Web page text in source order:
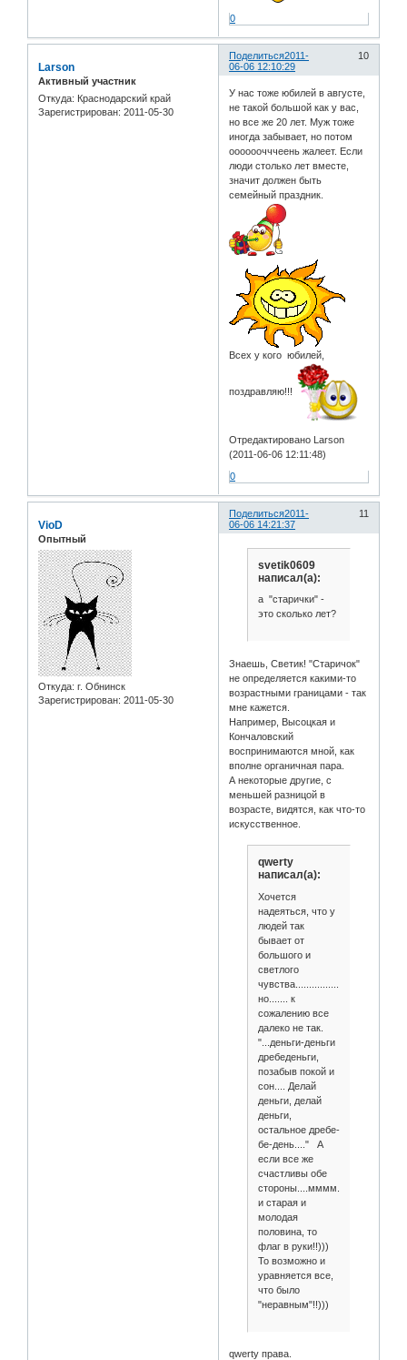
0
Поделиться 10
2011-
06-06 12:10:29
Larson
Активный участник
Откуда: Краснодарский край
Зарегистрирован: 2011-05-30
У нас тоже юбилей в августе,
не такой большой как у вас,
но все же 20 лет. Муж тоже
иногда забывает, но потом
оооооочччеень жалеет. Если
люди столько лет вместе,
значит должен быть
семейный праздник.
Всех у кого юбилей,
поздравляю!!!
Отредактировано Larson
(2011-06-06 12:11:48)
0
Поделиться 11
2011-
06-06 14:21:37
VioD
Опытный
Откуда: г. Обнинск
Зарегистрирован: 2011-05-30
svetik0609
написал(а):
а "старички" -
это сколько лет?
Знаешь, Светик! "Старичок"
не определяется какими-то
возрастными границами - так
мне кажется.
Например, Высоцкая и
Кончаловский
воспринимаются мной, как
вполне органичная пара.
А некоторые другие, с
меньшей разницой в
возрасте, видятся, как что-то
искусственное.
qwerty
написал(а):
Хочется
надеяться, что у
людей так
бывает от
большого и
светлого
чувства..................
но....... к
сожалению все
далеко не так.
"...деньги-деньги
дребеденьги,
позабыв покой и
сон.... Делай
деньги, делай
деньги,
остальное дребе-
бе-день...." А
если все же
счастливы обе
стороны....мммм....
и старая и
молодая
половина, то
флаг в руки!!)))
То возможно и
уравняется все,
что было
"неравным"!!)))
qwerty права.